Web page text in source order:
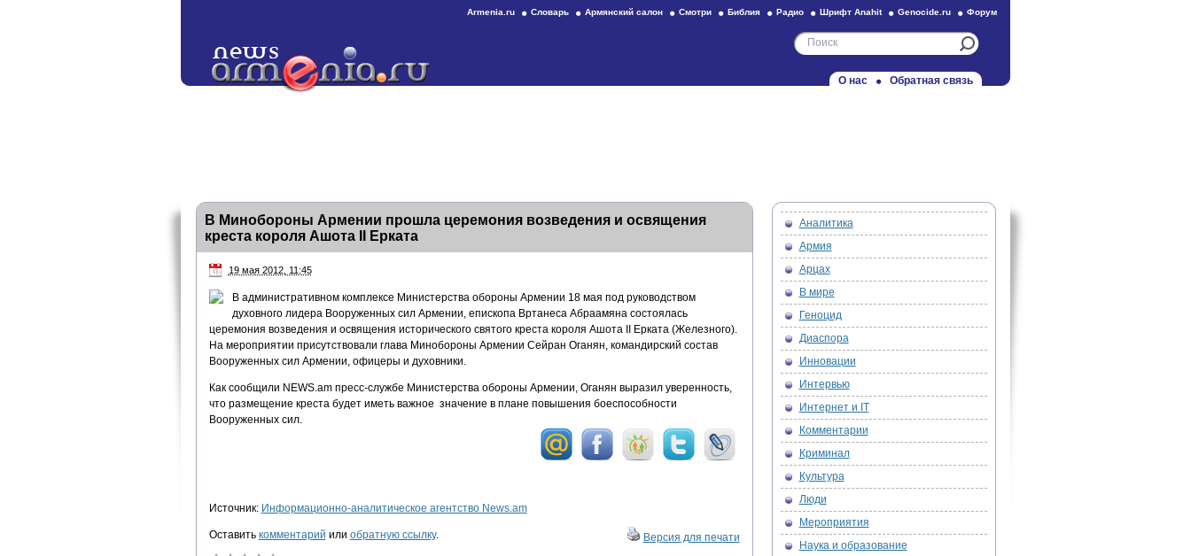
Armenia.ru Словарь Армянский салон Смотри Библия Радио Шрифт Anahit Genocide.ru Форум
О нас Обратная связь
В Минобороны Армении прошла церемония возведения и освящения
креста короля Ашота II Ерката
19 мая 2012, 11:45
В административном комплексе Министерства обороны Армении 18 мая под руководством
духовного лидера Вооруженных сил Армении, епископа Вртанеса Абраамяна состоялась
церемония возведения и освящения исторического святого креста короля Ашота II Ерката (Железного).
На мероприятии присутствовали глава Минобороны Армении Сейран Оганян, командирский состав
Вооруженных сил Армении, офицеры и духовники.
Как сообщили NEWS.am пресс-службе Министерства обороны Армении, Оганян выразил уверенность,
что размещение креста будет иметь важное значение в плане повышения боеспособности
Вооруженных сил.
Источник: Информационно-аналитическое агентство News.am
Оставить комментарий или обратную ссылку. Версия для печати
Аналитика
Армия
Арцах
В мире
Геноцид
Диаспора
Инновации
Интервью
Интернет и IT
Комментарии
Криминал
Культура
Люди
Мероприятия
Наука и образование